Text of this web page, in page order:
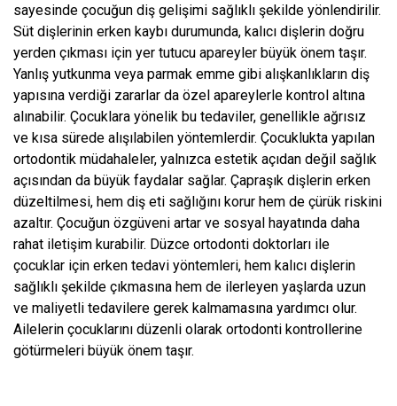
sayesinde çocuğun diş gelişimi sağlıklı şekilde yönlendirilir.
Süt dişlerinin erken kaybı durumunda, kalıcı dişlerin doğru
yerden çıkması için yer tutucu apareyler büyük önem taşır.
Yanlış yutkunma veya parmak emme gibi alışkanlıkların diş
yapısına verdiği zararlar da özel apareylerle kontrol altına
alınabilir. Çocuklara yönelik bu tedaviler, genellikle ağrısız
ve kısa sürede alışılabilen yöntemlerdir. Çocuklukta yapılan
ortodontik müdahaleler, yalnızca estetik açıdan değil sağlık
açısından da büyük faydalar sağlar. Çapraşık dişlerin erken
düzeltilmesi, hem diş eti sağlığını korur hem de çürük riskini
azaltır. Çocuğun özgüveni artar ve sosyal hayatında daha
rahat iletişim kurabilir. Düzce ortodonti doktorları ile
çocuklar için erken tedavi yöntemleri, hem kalıcı dişlerin
sağlıklı şekilde çıkmasına hem de ilerleyen yaşlarda uzun
ve maliyetli tedavilere gerek kalmamasına yardımcı olur.
Ailelerin çocuklarını düzenli olarak ortodonti kontrollerine
götürmeleri büyük önem taşır.